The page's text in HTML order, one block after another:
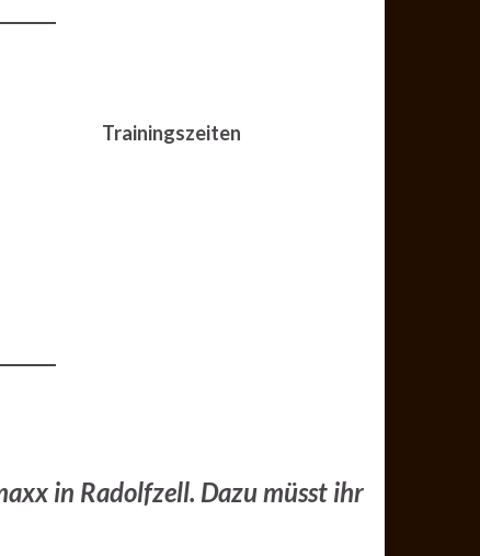
Trainingszeiten
in Radolfzell. Dazu müsst ihr